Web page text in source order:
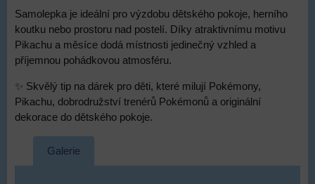
Samolepka je ideální pro výzdobu dětského pokoje, herního
koutku nebo prostoru nad postelí. Díky atraktivnímu motivu
Pikachu a měsíce dodá místnosti jedinečný vzhled a
příjemnou pohádkovou atmosféru.
✨ Skvělý tip na dárek pro děti, které milují Pokémony,
Pikachu, dobrodružství trenérů Pokémonů a originální
dekorace do dětského pokoje.
Galerie